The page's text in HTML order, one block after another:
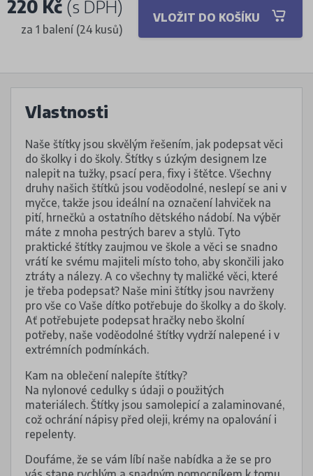
220 Kč (s DPH)
za 1 balení (24 kusů)
VLOŽIT DO KOŠÍKU
Vlastnosti
Naše štítky jsou skvělým řešením, jak podepsat věci
do školky i do školy. Štítky s úzkým designem lze
nalepit na tužky, psací pera, fixy i štětce. Všechny
druhy našich štítků jsou voděodolné, neslepí se ani v
myčce, takže jsou ideální na označení lahviček na
pití, hrnečků a ostatního dětského nádobí. Na výběr
máte z mnoha pestrých barev a stylů. Tyto
praktické štítky zaujmou ve škole a věci se snadno
vrátí ke svému majiteli místo toho, aby skončili jako
ztráty a nálezy. A co všechny ty maličké věci, které
je třeba podepsat? Naše mini štítky jsou navrženy
pro vše co Vaše dítko potřebuje do školky a do školy.
Ať potřebujete podepsat hračky nebo školní
potřeby, naše voděodolné štítky vydrží nalepené i v
extrémních podmínkách.
Kam na oblečení nalepíte štítky?
Na nylonové cedulky s údaji o použitých
materiálech. Štítky jsou samolepicí a zalaminované,
což ochrání nápisy před oleji, krémy na opalování i
repelenty.
Doufáme, že se vám líbí naše nabídka a že se pro